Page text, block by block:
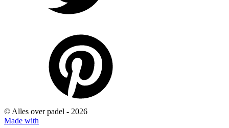
© Alles over padel - 2026
Made with